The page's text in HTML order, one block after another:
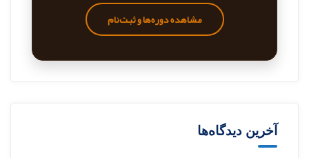
مشاهده دوره‌ها و ثبت‌نام
آخرین دیدگاه‌ها